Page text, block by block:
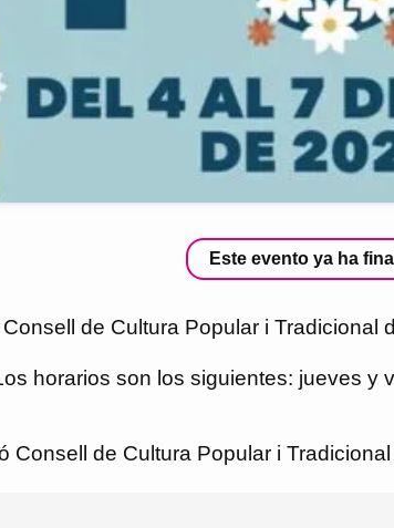
Este evento ya ha
de Cultura Popular i Tradicional
horarios son los siguientes: jueves
Consell de Cultura Popular i